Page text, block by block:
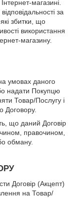
магазині.
за
збитки, що
використання
магазину.
умовах даного
надати Покупцю
Товар/Послугу і
Договору.
що даний Договір
правочином,
обману.
Договір (Акцепт)
на Товар/